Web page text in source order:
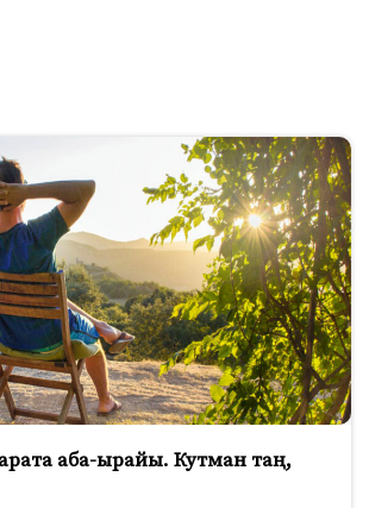
аба-ырайы. Кутман таң,